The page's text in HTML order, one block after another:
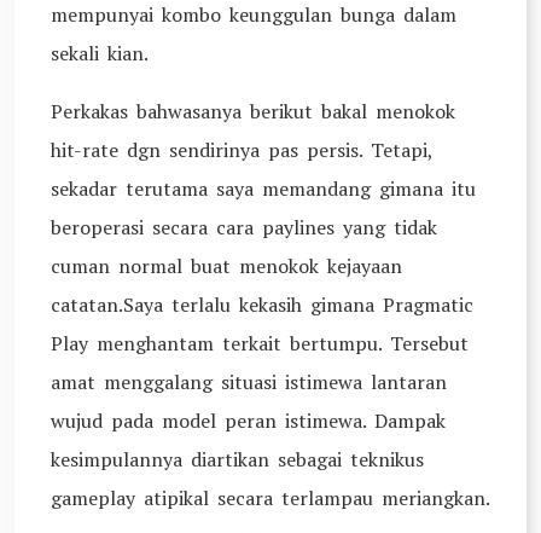
mempunyai kombo keunggulan bunga dalam
sekali kian.
Perkakas bahwasanya berikut bakal menokok
hit-rate dgn sendirinya pas persis. Tetapi,
sekadar terutama saya memandang gimana itu
beroperasi secara cara paylines yang tidak
cuman normal buat menokok kejayaan
catatan.Saya terlalu kekasih gimana Pragmatic
Play menghantam terkait bertumpu. Tersebut
amat menggalang situasi istimewa lantaran
wujud pada model peran istimewa. Dampak
kesimpulannya diartikan sebagai teknikus
gameplay atipikal secara terlampau meriangkan.